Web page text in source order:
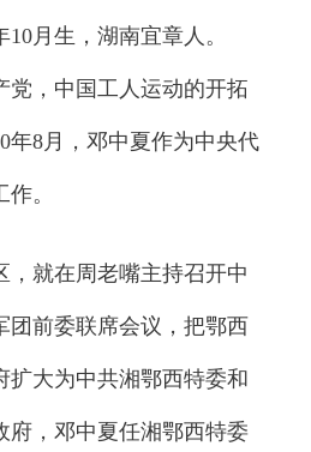
月生，湖南宜章人。
党，中国工人运动的开拓
年8月，邓中夏作为中央代
。
就在周老嘴主持召开中
团前委联席会议，把鄂西
扩大为中共湘鄂西特委和
府，邓中夏任湘鄂西特委